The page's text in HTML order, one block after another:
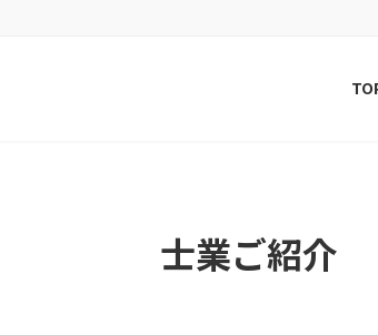
士業ご紹介